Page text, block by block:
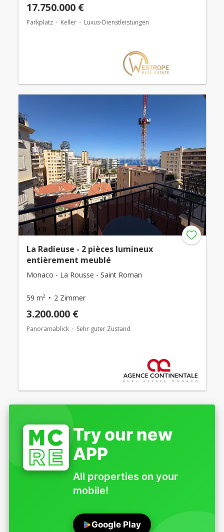
17.750.000 €
Parkplatz Keller Luxus-Dienstleistungen
La Radieuse - 2 pièces lumineux
entièrement meublé
Monaco - La Rousse - Saint Roman
59 m² 2 Zimmer
3.200.000 €
Panoramablick Sehr guter Zustand
Try our new
APP
All properties on your
mobile!
Google Play